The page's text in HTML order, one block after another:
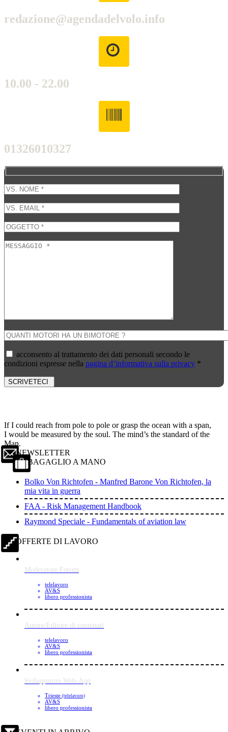
redazione@agendadelvolo.info
10.00 - 22.00
01326010327
acconsento al trattamento dei dati personali secondo le
condizioni espresse nella pagina d’informativa sulla privacy *
SCRIVETECI
If I could reach from pole to pole or grasp the ocean with a span,
I would be measured by the soul. The mind’s the standard of the
Man.
NEWSLETTER
BAGAGLIO A MANO
Bolko Von Richtofen - Manfred Barone Von Richtofen, la
mia vita in guerra
FAA - Risk Management Handbook
Raymond Speciale - Fundamentals of aviation law
OFFERTE DI LAVORO
Moderatore Forum
telelavoro
AV&S
libero professionista
Autore/Editore di contenuti
telelavoro
AV&S
libero professionista
Sviluppatore Web-App
Trieste (telelavoro)
AV&S
libero professionista